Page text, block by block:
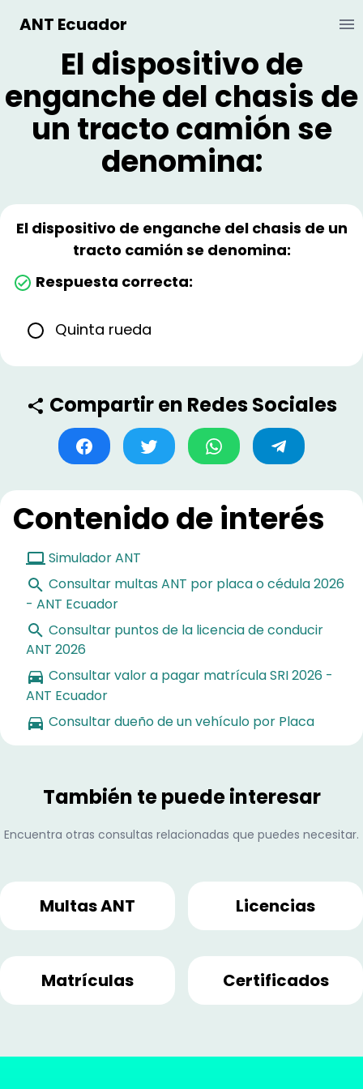
ANT Ecuador
El dispositivo de
enganche del chasis de
un tracto camión se
denomina:
El dispositivo de enganche del chasis de un
tracto camión se denomina:
Respuesta correcta:
Quinta rueda
Compartir en Redes Sociales
Contenido de interés
Simulador ANT
Consultar multas ANT por placa o cédula 2026
- ANT Ecuador
Consultar puntos de la licencia de conducir
ANT 2026
Consultar valor a pagar matrícula SRI 2026 -
ANT Ecuador
Consultar dueño de un vehículo por Placa
También te puede interesar
Encuentra otras consultas relacionadas que puedes necesitar.
Multas ANT Licencias
Matrículas Certificados